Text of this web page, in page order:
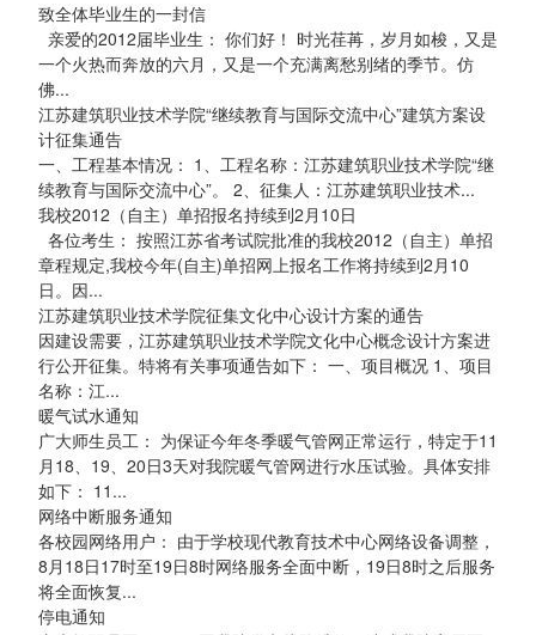
致全体毕业生的一封信
亲爱的2012届毕业生： 你们好！ 时光荏苒，岁月如梭，又是
一个火热而奔放的六月，又是一个充满离愁别绪的季节。仿
佛...
江苏建筑职业技术学院“继续教育与国际交流中心”建筑方案设
计征集通告
一、工程基本情况： 1、工程名称：江苏建筑职业技术学院“继
续教育与国际交流中心”。 2、征集人：江苏建筑职业技术...
我校2012（自主）单招报名持续到2月10日
各位考生： 按照江苏省考试院批准的我校2012（自主）单招
章程规定,我校今年(自主)单招网上报名工作将持续到2月10
日。因...
江苏建筑职业技术学院征集文化中心设计方案的通告
因建设需要，江苏建筑职业技术学院文化中心概念设计方案进
行公开征集。特将有关事项通告如下： 一、项目概况 1、项目
名称：江...
暖气试水通知
广大师生员工： 为保证今年冬季暖气管网正常运行，特定于11
月18、19、20日3天对我院暖气管网进行水压试验。具体安排
如下： 11...
网络中断服务通知
各校园网络用户： 由于学校现代教育技术中心网络设备调整，
8月18日17时至19日8时网络服务全面中断，19日8时之后服务
将全面恢复...
停电通知